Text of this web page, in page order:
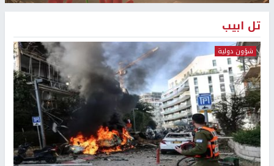
تل ابيب
شؤون دولية